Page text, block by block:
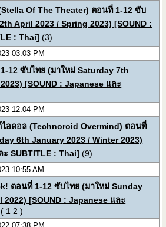
Of The Theater) ตอนที่ 1-12 ซับ
April 2023 / Spring 2023) [SOUND :
: Thai] (3)
03:03 PM
12 ซับไทย (มาใหม่ Saturday 7th
[SOUND : Japanese และ
12:04 PM
ดอล (Technoroid Overmind) ตอนที่
6th January 2023 / Winter 2023)
SUBTITLE : Thai] (9)
10:55 AM
ตอนที่ 1-12 ซับไทย (มาใหม่ Sunday
[SOUND : Japanese และ
( 1 2 )